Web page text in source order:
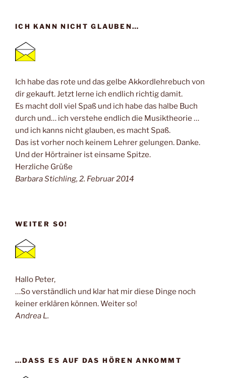
ICH KANN NICHT GLAUBEN…
Ich habe das rote und das gelbe Akkordlehrebuch von
dir gekauft. Jetzt lerne ich endlich richtig damit.
Es macht doll viel Spaß und ich habe das halbe Buch
durch und… ich verstehe endlich die Musiktheorie …
und ich kanns nicht glauben, es macht Spaß.
Das ist vorher noch keinem Lehrer gelungen. Danke.
Und der Hörtrainer ist einsame Spitze.
Herzliche Grüße
Barbara Stichling, 2. Februar 2014
WEITER SO!
Hallo Peter,
…So verständlich und klar hat mir diese Dinge noch
keiner erklären können. Weiter so!
Andrea L.
…DASS ES AUF DAS HÖREN ANKOMMT